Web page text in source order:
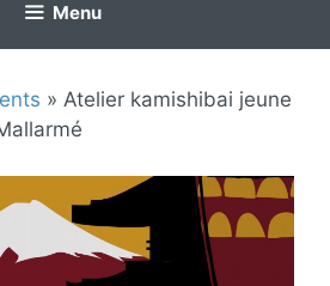
Menu
» Atelier kamishibai jeune